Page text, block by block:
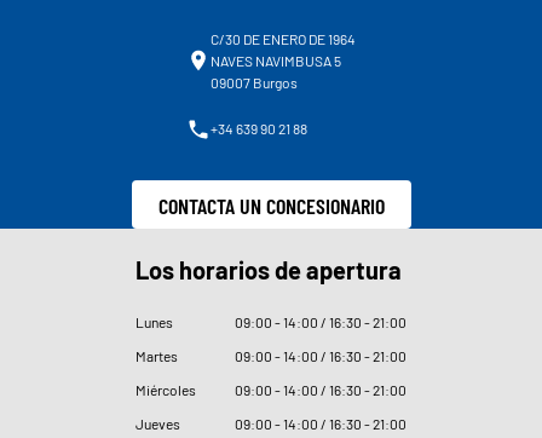
C/30 DE ENERO DE 1964
NAVES NAVIMBUSA 5
09007 Burgos
+34 639 90 21 88
CONTACTA UN CONCESIONARIO
Los horarios de apertura
Lunes 09:00 - 14:00 / 16:30 - 21:00
Martes
09:00 - 14:00 / 16:30 - 21:00
Miércoles
09:00 - 14:00 / 16:30 - 21:00
Jueves
09:00 - 14:00 / 16:30 - 21:00